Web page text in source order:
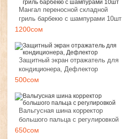
Мангал переносной складной
гриль барбекю с шампурами 10шт
1200сом
Защитный экран отражатель для
кондиционера, Дефлектор
500сом
Вальгусная шина корректор
большого пальца с регулировкой
650сом